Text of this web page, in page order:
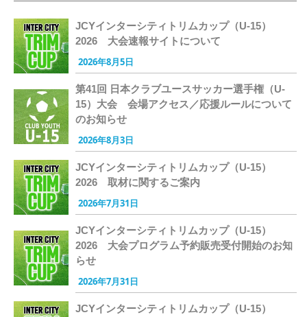
JCYインターシティトリムカップ（U-15）
2026 大会速報サイトについて
2026年8月5日
第41回 日本クラブユースサッカー選手権（U-
15）大会 会場アクセス／応援ルールについて
のお知らせ
2026年8月3日
JCYインターシティトリムカップ（U-15）
2026 取材に関するご案内
2026年7月31日
JCYインターシティトリムカップ（U-15）
2026 大会プログラム予約販売受付開始のお知
らせ
2026年7月31日
JCYインターシティトリムカップ（U-15）